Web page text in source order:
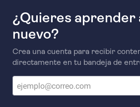
¿Quieres aprender
nuevo?
Crea una cuenta para recibir
directamente en tu bandeja de